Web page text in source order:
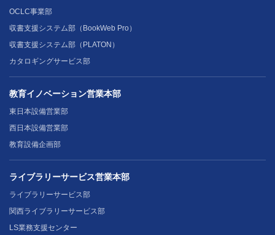
OCLC事業部
収書支援システム部（BookWeb Pro）
収書支援システム部（PLATON）
カタロギングサービス部
教育イノベーション営業本部
東日本設備営業部
西日本設備営業部
教育設備企画部
ライブラリーサービス営業本部
ライブラリーサービス部
関西ライブラリーサービス部
LS業務支援センター